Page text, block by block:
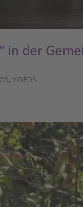
in der
,VIDEOS